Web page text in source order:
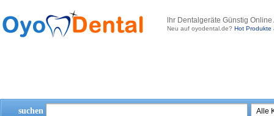
lhr Dentalgeräte Günstig
Neu auf oyodental.de? Hot Produkte
suchen